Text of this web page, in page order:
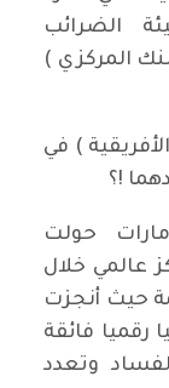
الضرائب
المركزي )
) في
!؟
حولت
إلى مركز عالمي خلال
حيث أنجزت
رقميا فائقة
وتعدد